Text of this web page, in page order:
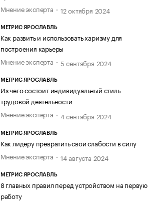
Мнение эксперта
12 октября 2024
МЕТРИС ЯРОСЛАВЛЬ
Как развить и использовать харизму для
построения карьеры
Мнение эксперта
5 сентября 2024
МЕТРИС ЯРОСЛАВЛЬ
Из чего состоит индивидуальный стиль
трудовой деятельности
Мнение эксперта
4 сентября 2024
МЕТРИС ЯРОСЛАВЛЬ
Как лидеру превратить свои слабости в силу
Мнение эксперта
14 августа 2024
МЕТРИС ЯРОСЛАВЛЬ
8 главных правил перед устройством на первую
работу